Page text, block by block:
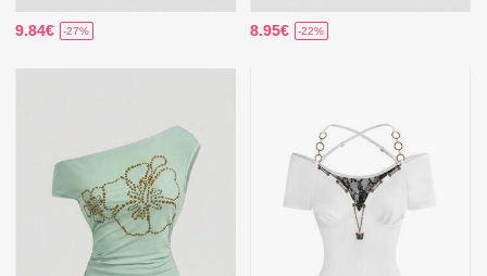
9.84€ -27% 8.95€ -22%